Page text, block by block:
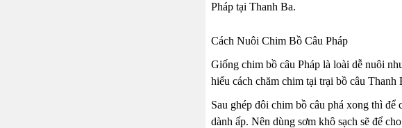
Pháp tại Thanh Ba.
Cách Nuôi Chim Bồ Câu Pháp
Giống chim bồ câu Pháp là loài dễ nuôi
hiểu cách chăm chim tại trại bồ câu
Sau ghép đôi chim bồ câu phá xong thì
dành ấp. Nên dùng sơm khô sạch sẽ để